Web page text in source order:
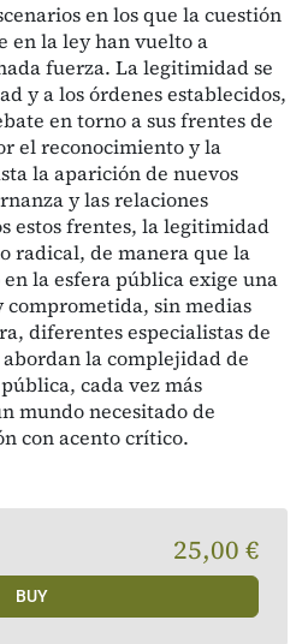
en los que la cuestión
en la ley han vuelto a
fuerza. La legitimidad se
y a los órdenes establecidos,
en torno a sus frentes de
el reconocimiento y la
la aparición de nuevos
y las relaciones
estos frentes, la legitimidad
radical, de manera que la
la esfera pública exige una
sin medias
diferentes especialistas de
la complejidad de
cada vez más
mundo necesitado de
con acento crítico.
25,00 €
BUY